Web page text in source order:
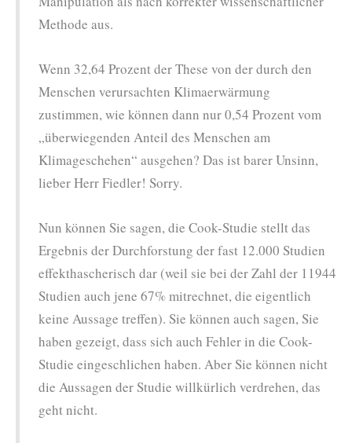
Methode aus.
Wenn 32,64 Prozent der These von der durch den
Menschen verursachten Klimaerwärmung
zustimmen, wie können dann nur 0,54 Prozent vom
„überwiegenden Anteil des Menschen am
Klimageschehen“ ausgehen? Das ist barer Unsinn,
lieber Herr Fiedler! Sorry.
Nun können Sie sagen, die Cook-Studie stellt das
Ergebnis der Durchforstung der fast 12.000 Studien
effekthascherisch dar (weil sie bei der Zahl der 11944
Studien auch jene 67% mitrechnet, die eigentlich
keine Aussage treffen). Sie können auch sagen, Sie
haben gezeigt, dass sich auch Fehler in die Cook-
Studie eingeschlichen haben. Aber Sie können nicht
die Aussagen der Studie willkürlich verdrehen, das
geht nicht.